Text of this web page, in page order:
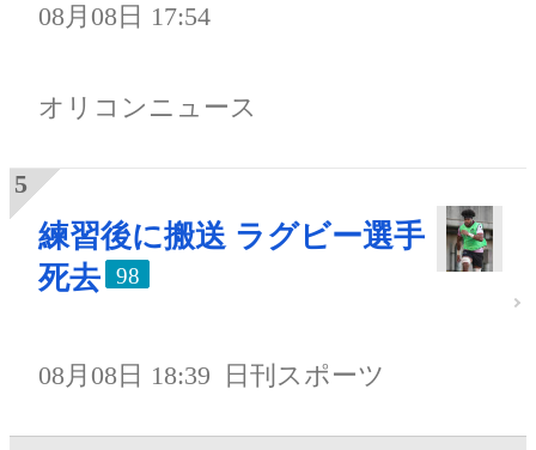
08月08日 17:54
オリコンニュース
練習後に搬送 ラグビー選手
死去
98
08月08日 18:39 日刊スポーツ